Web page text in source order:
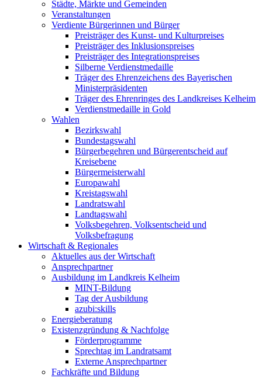
Städte, Märkte und Gemeinden
Veranstaltungen
Verdiente Bürgerinnen und Bürger
Preisträger des Kunst- und Kulturpreises
Preisträger des Inklusionspreises
Preisträger des Integrationspreises
Silberne Verdienstmedaille
Träger des Ehrenzeichens des Bayerischen
Ministerpräsidenten
Träger des Ehrenringes des Landkreises Kelheim
Verdienstmedaille in Gold
Wahlen
Bezirkswahl
Bundestagswahl
Bürgerbegehren und Bürgerentscheid auf
Kreisebene
Bürgermeisterwahl
Europawahl
Kreistagswahl
Landratswahl
Landtagswahl
Volksbegehren, Volksentscheid und
Volksbefragung
Wirtschaft & Regionales
Aktuelles aus der Wirtschaft
Ansprechpartner
Ausbildung im Landkreis Kelheim
MINT-Bildung
Tag der Ausbildung
azubi:skills
Energieberatung
Existenzgründung & Nachfolge
Förderprogramme
Sprechtag im Landratsamt
Externe Ansprechpartner
Fachkräfte und Bildung